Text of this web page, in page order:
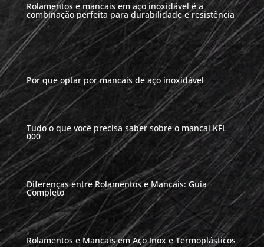
Rolamentos e mancais em aço inoxidável é a
combinação perfeita para durabilidade e resistência
Por que optar por mancais de aço inoxidável
Tudo o que você precisa saber sobre o mancal KFL
000
Diferenças entre Rolamentos e Mancais: Guia
Completo
Rolamentos e Mancais em Aço Inox e Termoplásticos